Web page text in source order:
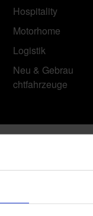
Hospitality
Motorhome
Logistik
Neu & Gebrau
chtfahrzeuge